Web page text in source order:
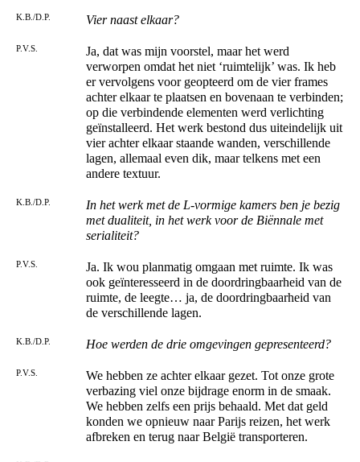
K.B./D.P. Vier naast elkaar?
P.V.S.
Ja, dat was mijn voorstel, maar het werd
verworpen omdat het niet ‘ruimtelijk’ was. Ik heb
er vervolgens voor geopteerd om de vier frames
achter elkaar te plaatsen en bovenaan te verbinden;
op die verbindende elementen werd verlichting
geïnstalleerd. Het werk bestond dus uiteindelijk uit
vier achter elkaar staande wanden, verschillende
lagen, allemaal even dik, maar telkens met een
andere textuur.
K.B./D.P.
In het werk met de L-vormige kamers ben je bezig
met dualiteit, in het werk voor de Biënnale met
serialiteit?
P.V.S.
Ja. Ik wou planmatig omgaan met ruimte. Ik was
ook geïnteresseerd in de doordringbaarheid van de
ruimte, de leegte… ja, de doordringbaarheid van
de verschillende lagen.
K.B./D.P. Hoe werden de drie omgevingen gepresenteerd?
P.V.S.
We hebben ze achter elkaar gezet. Tot onze grote
verbazing viel onze bijdrage enorm in de smaak.
We hebben zelfs een prijs behaald. Met dat geld
konden we opnieuw naar Parijs reizen, het werk
afbreken en terug naar België transporteren.